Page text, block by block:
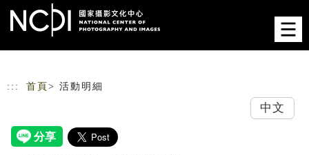
跳到主要內容
網站導覽
::: 首頁 > 活動明細
中文